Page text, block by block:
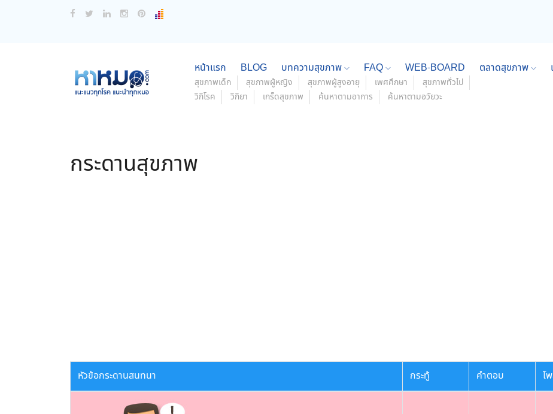
หน้าแรก BLOG บทความสุขภาพ FAQ WEB-BOARD ตลาดสุขภาพ
สุขภาพเด็ก สุขภาพผู้หญิง สุขภาพผู้สูงอายุ เพศศึกษา
สุขภาพทั่วไป
วิกิโรค
วิกิยา เกร็ดสุขภาพ ค้นหาตามอาการ ค้นหาตามอวัยวะ
กระดานสุขภาพ
หัวข้อกระดานสนทนา กระทู้ คำตอบ โ